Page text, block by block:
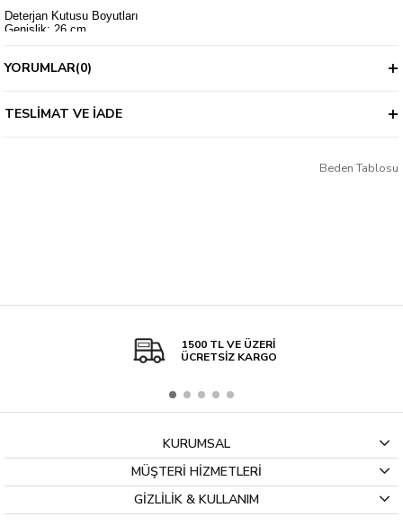
Deterjan Kutusu Boyutları
Genişlik: 26 cm
Derinlik : 19 cm
YORUMLAR(0)
TESLIMAT VE İADE
Beden Tablosu
1500 TL VE ÜZERİ
ÜCRETSİZ KARGO
KURUMSAL
MÜŞTERİ HİZMETLERİ
GİZLİLİK & KULLANIM